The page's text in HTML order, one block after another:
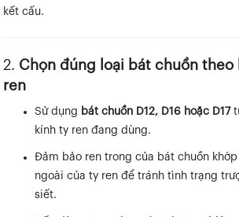
kết cấu.
2. Chọn đúng loại bát chuồn
ren
Sử dụng bát chuồn D12, D16 hoặc D17
kính ty ren đang dùng.
Đảm bảo ren trong của bát chuồn
ngoài của ty ren để tránh tình trạng
siết.